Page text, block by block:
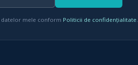
datelor mele conform Politicii de confidențialitate